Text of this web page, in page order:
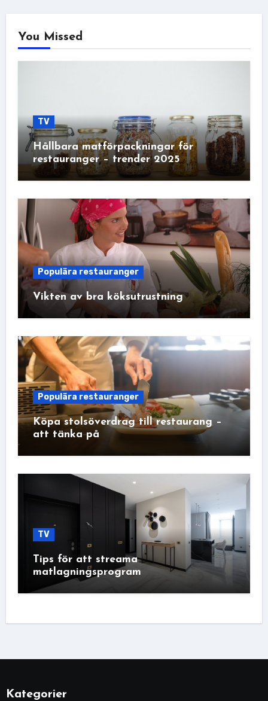
You Missed
TV
Hållbara matförpackningar för
restauranger – trender 2025
Populära restauranger
Vikten av bra köksutrustning
Populära restauranger
Köpa stolsöverdrag till restaurang –
att tänka på
TV
Tips för att streama
matlagningsprogram
Kategorier